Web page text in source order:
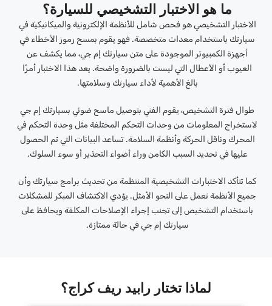
ما هو الاختبار التشخيصي للسيارة؟
الاختبار التشخيصي هو فحص شامل للأنظمة الإلكترونية والميكانيكية في
سيارتك باستخدام معدات متخصصة. فهو يقوم بمسح رموز الأخطاء في
أجهزة الكمبيوتر الموجودة على متن سيارتك إم جي، مما يكشف عن
العيوب أو الأعطال التي ليست بالضرورة واضحة. يعد هذا الاختبار أمرًا
بالغ الأهمية لأداء سيارتك وسلامتها.
طوال فترة التشخيص، يقوم الفني بتوصيل ماسح ضوئي بسيارتك إم جي
لاستخراج المعلومات من وحدات التحكم المختلفة مثل وحدة التحكم في
المحرك وناقل الحركة وأنظمة السلامة. تساعد البيانات التي تم الحصول
عليها في تحديد السبب الكامن وراء أضواء التحذير أو سوء السلوك.
كما تتأكد الاختبارات التشخيصية المنتظمة من تحديث برامج سيارتك وأن
جميع الأنظمة تعمل على النحو الأمثل. يؤدي الاكتشاف المبكر للمشكلات
باستخدام التشخيص إلى تجنب إجراء الإصلاحات المكلفة ويحافظ على
سيارتك إم جي في حالة ممتازة.
لماذا تختار رابيد ريف كراج؟